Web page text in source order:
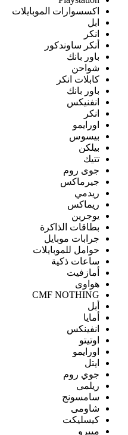
اكسسوارات الموبايلات
ابل
انكر
أنكر ساوندكور
باور بانك
شواحن
كابلات انكر
باور بانك
انفنيكس
انكر
اورايمو
بيسوس
بيلكن
تتيك
جوى روم
جيرماكس
ريدمي
ريماكس
يوجرين
بطاقات الذاكرة
جرابات موبايل
حوامل للموبايلات
ساعات ذكية
أمازفيت
هواوى
CMF NOTHING
أبل
أمايا
انفينكس
اوتيتو
اورايمو
ايتل
جوي روم
ريلمى
سامسونج
شاومى
كيسليكت
ميبرو